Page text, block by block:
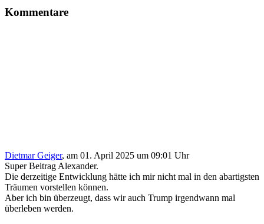
Kommentare
Dietmar Geiger, am 01. April 2025 um 09:01 Uhr
Super Beitrag Alexander.
Die derzeitige Entwicklung hätte ich mir nicht mal in den abartigsten
Träumen vorstellen können.
Aber ich bin überzeugt, dass wir auch Trump irgendwann mal
überleben werden.